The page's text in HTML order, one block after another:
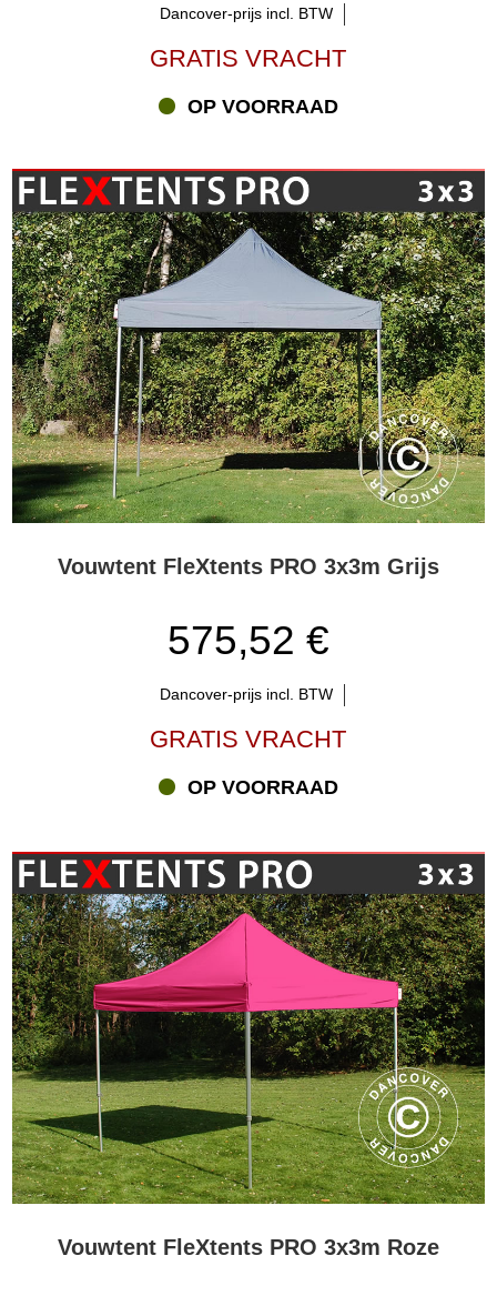
Dancover-prijs incl. BTW
GRATIS VRACHT
OP VOORRAAD
Vouwtent FleXtents PRO 3x3m Grijs
575,52 €
Dancover-prijs incl. BTW
GRATIS VRACHT
OP VOORRAAD
Vouwtent FleXtents PRO 3x3m Roze